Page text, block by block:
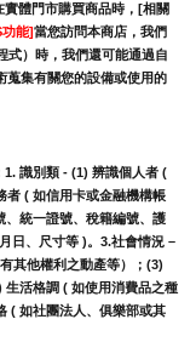
體門市購買商品時，[相關
能]當您訪問本商店，我們
式）時，我們還可能通過自
蒐集有關您的設備或使用的
識別類 - (1) 辨識個人者 (
者 ( 如信用卡或金融機構帳
、統一證號、稅籍編號、護
日、尺寸等 )。3.社會情況 –
其他權利之動產等）；(3)
活格調 ( 如使用消費品之種
( 如社團法人、俱樂部或其